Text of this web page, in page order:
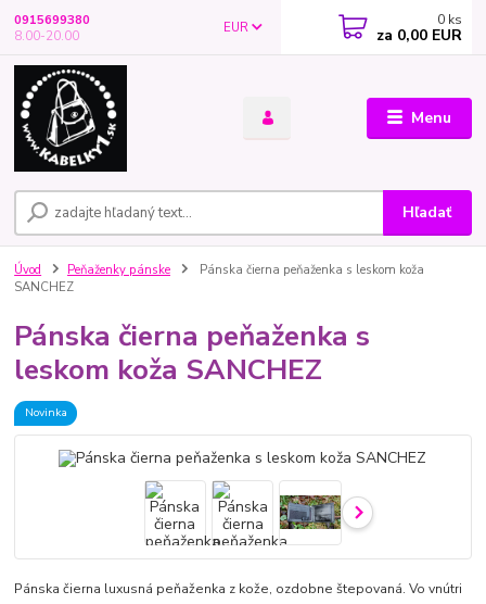
Menu
EUR
Hľadať
0915699380
8.00-20.00
0 ks
za 0,00 EUR
Úvod Peňaženky pánske
Pánska čierna peňaženka s leskom koža
SANCHEZ
Pánska čierna peňaženka s
leskom koža SANCHEZ
Novinka
Pánska čierna luxusná peňaženka z kože, ozdobne štepovaná. Vo vnútri